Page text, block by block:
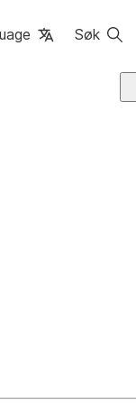
Søk